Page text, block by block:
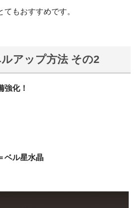
もおすすめです。
アップ方法 その2
強化！
ベル星水晶